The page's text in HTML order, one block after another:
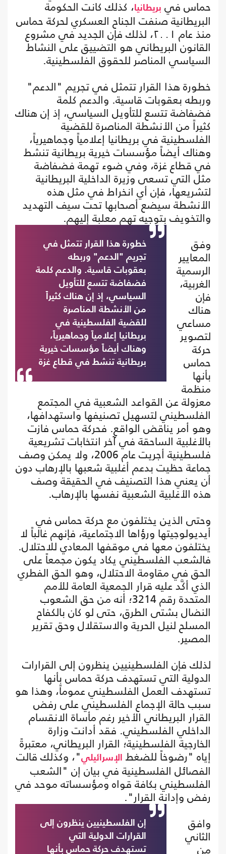
حماس في بريطانيا، كذلك كانت الحكومة
البريطانية صنفت الجناح العسكري لحركة حماس
منذ عام ٢٠٠١، لذلك فإن الجديد في مشروع
القانون البريطاني هو التضييق على النشاط
السياسي المناصر للحقوق الفلسطينية.
خطورة هذا القرار تتمثل في تجريم "الدعم"
وربطه بعقوبات قاسية. والدعم كلمة
فضفاضة تتسع للتأويل السياسي، إذ إن هناك
كثيراً من الأنشطة المناصرة للقضية
الفلسطينية في بريطانيا إعلامياً وجماهيرياً،
وهناك أيضاً مؤسسات خيرية بريطانية تنشط
في قطاع غزة، وفي ضوء تهمة فضفاضة
مثل التي تسعى وزيرة الداخلية البريطانية
لتشريعها، فإن أي انخراط في مثل هذه
الأنشطة سيضع أصحابها تحت سيف التهديد
والتخويف بتوجيه تهم معلبة إليهم.
خطورة هذا القرار تتمثل في
تجريم "الدعم" وربطه
بعقوبات قاسية. والدعم كلمة
فضفاضة تتسع للتأويل
السياسي، إذ إن هناك كثيراً
من الأنشطة المناصرة
للقضية الفلسطينية في
بريطانيا إعلامياً وجماهيرياً،
وهناك أيضاً مؤسسات خيرية
بريطانية تنشط في قطاع غزة
وفق
المعايير
الرسمية
الغربية،
فإن
هناك
مساعي
لتصوير
حركة
حماس
بأنها
منظمة
معزولة عن القواعد الشعبية في المجتمع
الفلسطيني لتسهيل تصنيفها واستهدافها،
وهو أمر يناقض الواقع. فحركة حماس فازت
بالأغلبية الساحقة في آخر انتخابات تشريعية
فلسطينية أجريت عام 2006، ولا يمكن وصف
جماعة حظيت بدعم أغلبية شعبها بالإرهاب دون
أن يعني هذا التصنيف في الحقيقة وصف
هذه الأغلبية الشعبية نفسها بالإرهاب.
وحتى الذين يختلفون مع حركة حماس في
أيديولوجيتها ورؤاها الاجتماعية، فإنهم غالباً لا
يختلفون معها في موقفها المعادي للاحتلال.
فالشعب الفلسطيني يكاد يكون مجمعاً على
الحق في مقاومة الاحتلال، وهو الحق الفطري
الذي أكَّد عليه قرار الجمعية العامة للأمم
المتحدة رقم 3214؛ أنه من حق الشعوب
النضال بشتى الطرق، حتى لو كان بالكفاح
المسلح لنيل الحرية والاستقلال وحق تقرير
المصير.
لذلك فإن الفلسطينيين ينظرون إلى القرارات
الدولية التي تستهدف حركة حماس بأنها
تستهدف العمل الفلسطيني عموماً، وهذا هو
سبب حالة الإجماع الفلسطيني على رفض
القرار البريطاني الأخير رغم مأساة الانقسام
الداخلي الفلسطيني. فقد أدانت وزارة
الخارجية الفلسطينية؛ القرار البريطاني، معتبرةً
إياه "رضوخاً للضغط الإسرائيلي"، وكذلك قالت
الفصائل الفلسطينية في بيان إن "الشعب
الفلسطيني بكافة قواه ومؤسساته موحد في
رفض وإدانة القرار".
إن الفلسطينيين ينظرون إلى
القرارات الدولية التي
تستهدف حركة حماس بأنها
وافق
الثاني
من